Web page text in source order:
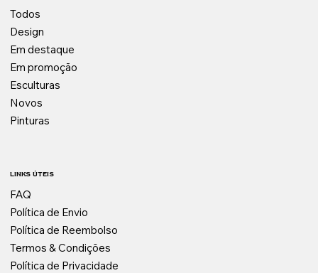
Todos
Design
Em destaque
Em promoção
Esculturas
Novos
Pinturas
LINKS ÚTEIS
FAQ
Política de Envio
Política de Reembolso
Termos & Condições
Política de Privacidade